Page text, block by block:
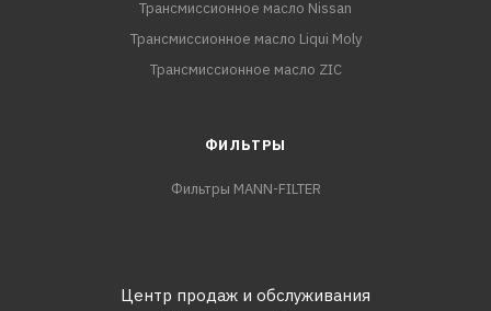
Трансмиссионное масло Nissan
Трансмиссионное масло Liqui Moly
Трансмиссионное масло ZIC
ФИЛЬТРЫ
Фильтры MANN-FILTER
Центр продаж и обслуживания